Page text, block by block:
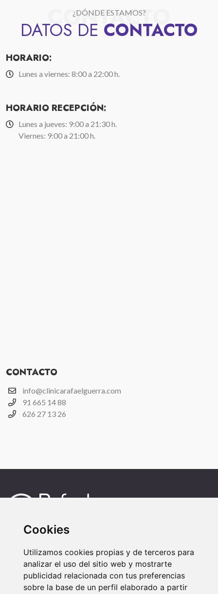
Cookies
Utilizamos cookies propias y de terceros para
analizar el uso del sitio web y mostrarte
publicidad relacionada con tus preferencias
sobre la base de un perfil elaborado a partir
CONTACTO
¿DÓNDE ESTAMOS?
DATOS DE CONTACTO
HORARIO:
Lunes a viernes: 8:00 a 22:00 h.
HORARIO RECEPCIÓN:
Lunes a jueves: 9:00 a 21:30 h.
Viernes: 9:00 a 21:00 h.
CONTACTO
info@clinicarafaelguerra.com
91 665 14 88
626 27 13 26
Honestidad y Profesionalidad.